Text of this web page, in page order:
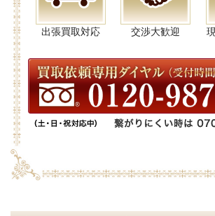
出張買取対応 交渉大歓迎